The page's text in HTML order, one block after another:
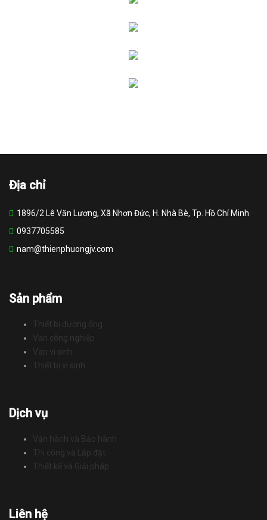
Địa chỉ
1896/2 Lê Văn Lương, Xã Nhơn Đức, H. Nhà Bè, Tp. Hồ Chí Minh
0937705585
nam@thienphuongjv.com
Sản phẩm
Thiết bị đường ống
Van công nghiệp
Van vi sinh
Thiết bị vi sinh
Dịch vụ
Vận hành và Bảo hành
Thi công và Lắp đặt
Thiết kế và Giải pháp
Liên hệ